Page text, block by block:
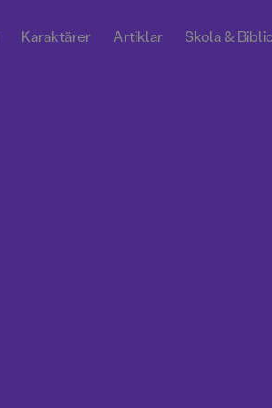
Karaktärer Artiklar Skola &